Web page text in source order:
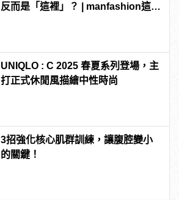
反而是「這裡」？ | manfashion這樣
UNIQLO : C 2025 春夏系列登場，主
打正式休閒風描繪中性時尚
3招強化核心肌群訓練，讓腹腔變小
的關鍵！